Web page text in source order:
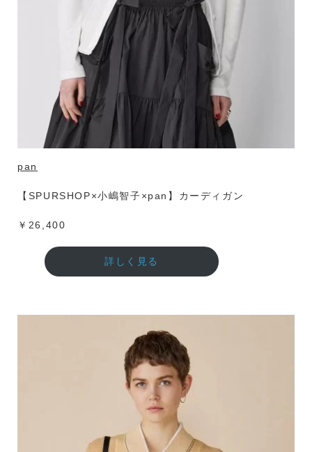
pan
【SPURSHOP×小嶋智子×pan】カーディガン
￥26,400
詳しく見る